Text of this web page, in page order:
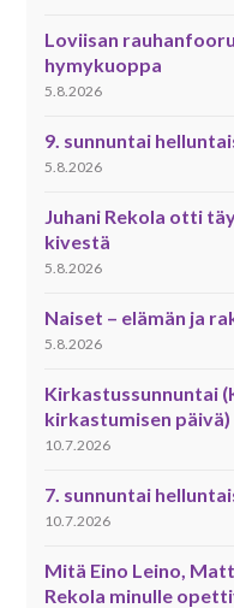
Loviisan
hymykuoppa
5.8.2026
9. sunnuntai
5.8.2026
Juhani Rekola otti
kivestä
5.8.2026
Naiset – elämän ja
5.8.2026
Kirkastussunnuntai
kirkastumisen päivä)
10.7.2026
7. sunnuntai
10.7.2026
Mitä Eino Leino,
Rekola minulle